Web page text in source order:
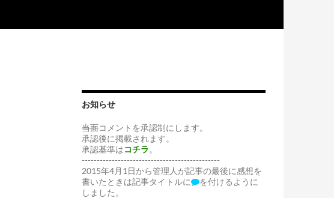
お知らせ
当面コメントを承認制にします。
承認後に掲載されます。
承認基準はコチラ 。
----------------------------------------------
2015年4月1日から管理人が記事の最後に感想を
書いたときは記事タイトルに
を付けるように
しました。